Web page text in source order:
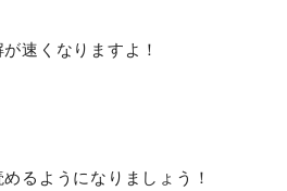
速くなりますよ！
るようになりましょう！